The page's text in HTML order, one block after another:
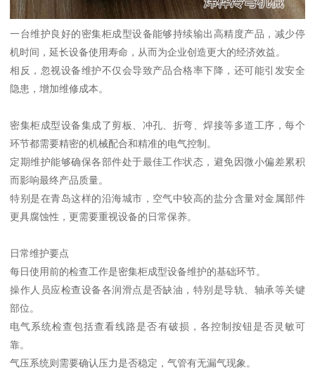
一台维护良好的密集柜成型设备能够持续输出高精度产品，减少停
机时间，延长设备使用寿命，从而为企业创造更大的经济效益。
相反，忽视设备维护不仅会导致产品合格率下降，还可能引发安全
隐患，增加维修成本。
密集柜成型设备集成了剪板、冲孔、折弯、焊接等多道工序，每个
环节都需要精密的机械配合和精准的电气控制。
定期维护能够确保各部件处于最佳工作状态，避免因微小偏差累积
而影响最终产品质量。
特别是在青岛这样的沿海城市，空气中较高的盐分含量对金属部件
更具腐蚀性，更需要重视设备的日常保养。
日常维护要点
每日使用前的检查工作是密集柜成型设备维护的基础环节。
操作人员应检查设备各润滑点是否缺油，特别是导轨、轴承等关键
部位。
电气系统检查包括查看线路是否有破损，各控制按钮是否灵敏可
靠。
气压系统则需要确认压力是否稳定，气管有无漏气现象。